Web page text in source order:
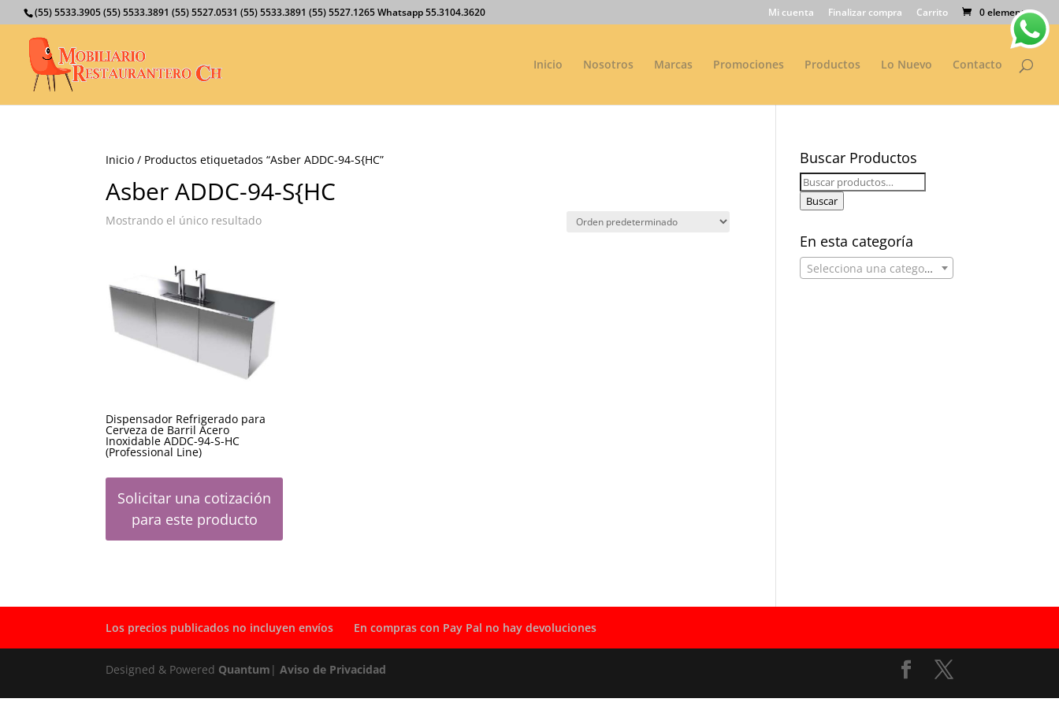
(55) 5533.3905 (55) 5533.3891 (55) 5527.0531 (55) 5533.3891 (55) 5527.1265 Whatsapp 55.3104.3620 Mi cuenta Finalizar compra Carrito 0 elementos
Inicio Nosotros Marcas Promociones Productos Lo Nuevo Contacto
Inicio / Productos etiquetados “Asber ADDC-94-S{HC”
Asber ADDC-94-S{HC
Mostrando el único resultado
Dispensador Refrigerado para
Cerveza de Barril Acero
Inoxidable ADDC-94-S-HC
(Professional Line)
Solicitar una cotización
para este producto
Buscar Productos
Buscar
por:
Buscar
En esta categoría
Selecciona una categoría
Los precios publicados no incluyen envíos En compras con Pay Pal no hay devoluciones
Designed & Powered Quantum |Aviso de Privacidad